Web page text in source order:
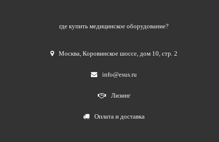
где купить медицинское оборудование?
Москва,Коровинское шоссе, дом 10, стр. 2
info@esus.ru
Лизинг
Оплата и доставка